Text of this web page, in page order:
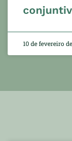
10 de fevereiro